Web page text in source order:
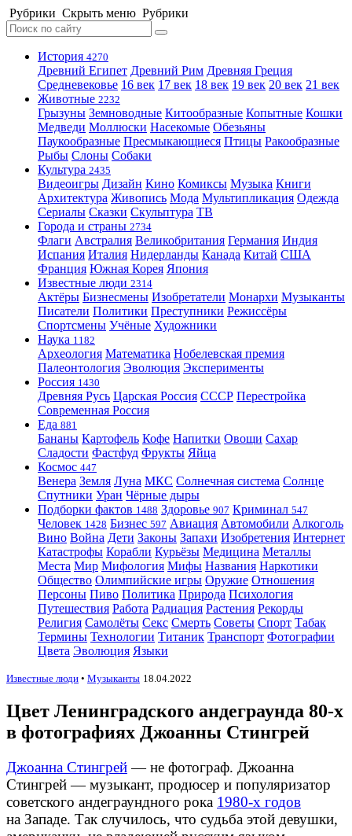
Рубрики Скрыть меню Рубрики
История 4270
Древний Египет Древний Рим Древняя Греция
Средневековье 16 век 17 век 18 век 19 век 20 век 21 век
Животные 2232
Грызуны Земноводные Китообразные Копытные Кошки
Медведи Моллюски Насекомые Обезьяны
Паукообразные Пресмыкающиеся Птицы Ракообразные
Рыбы Слоны Собаки
Культура 2435
Видеоигры Дизайн Кино Комиксы Музыка Книги
Архитектура Живопись Мода Мультипликация Одежда
Сериалы Сказки Скульптура ТВ
Города и страны 2734
Флаги Австралия Великобритания Германия Индия
Испания Италия Нидерланды Канада Китай США
Франция Южная Корея Япония
Известные люди 2314
Актёры Бизнесмены Изобретатели Монархи Музыканты
Писатели Политики Преступники Режиссёры
Спортсмены Учёные Художники
Наука 1182
Археология Математика Нобелевская премия
Палеонтология Эволюция Эксперименты
Россия 1430
Древняя Русь Царская Россия СССР Перестройка
Современная Россия
Еда 881
Бананы Картофель Кофе Напитки Овощи Сахар
Сладости Фастфуд Фрукты Яйца
Космос 447
Венера Земля Луна МКС Солнечная система Солнце
Спутники Уран Чёрные дыры
Подборки фактов 1488 Здоровье 907 Криминал 547
Человек 1428 Бизнес 597 Авиация Автомобили Алкоголь
Вино Война Дети Законы Запахи Изобретения Интернет
Катастрофы Корабли Курьёзы Медицина Металлы
Места Мир Мифология Мифы Названия Наркотики
Общество Олимпийские игры Оружие Отношения
Персоны Пиво Политика Природа Психология
Путешествия Работа Радиация Растения Рекорды
Религия Самолёты Секс Смерть Советы Спорт Табак
Термины Технологии Титаник Транспорт Фотографии
Цвета Эволюция Языки
Известные люди • Музыканты 18.04.2022
Цвет Ленинградского андеграунда 80-х
в фотографиях Джоанны Стингрей
Джоанна Стингрей— не фотограф. Джоанна
Стингрей — музыкант, продюсер и популяризатор
советского андеграундного рока 1980-х годов
на Западе. Так случилось, что судьба этой девушки,